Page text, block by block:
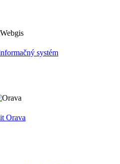
systém
Orava